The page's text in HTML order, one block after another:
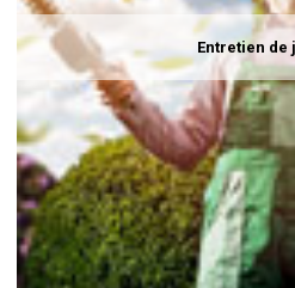
Entretien de